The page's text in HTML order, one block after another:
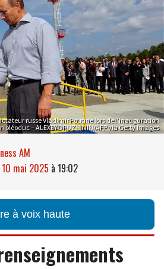
russe Vladimir Poutine lors de l’inauguration
oléoduc – ALEXEY DRUZHININ/AFP via Getty Images
AM
10 mai 2025 à 19:02
à voix haute